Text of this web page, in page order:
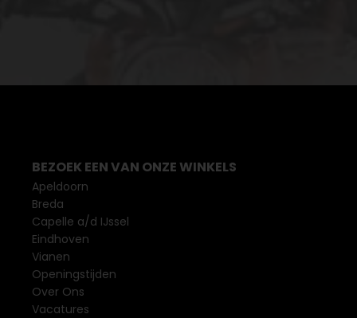
BEZOEK EEN VAN ONZE WINKELS
Apeldoorn
Breda
Capelle a/d IJssel
Eindhoven
Vianen
Openingstijden
Over Ons
Vacatures